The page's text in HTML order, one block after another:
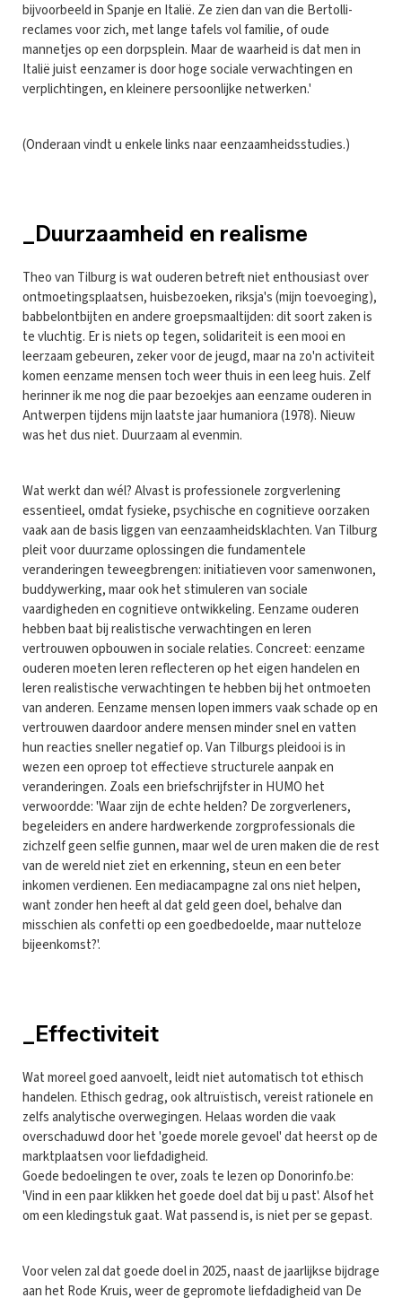
bijvoorbeeld in Spanje en Italië. Ze zien dan van die Bertolli-
reclames voor zich, met lange tafels vol familie, of oude
mannetjes op een dorpsplein. Maar de waarheid is dat men in
Italië juist eenzamer is door hoge sociale verwachtingen en
verplichtingen, en kleinere persoonlijke netwerken.'
(Onderaan vindt u enkele links naar eenzaamheidsstudies.)
_Duurzaamheid en realisme
Theo van Tilburg is wat ouderen betreft niet enthousiast over
ontmoetingsplaatsen, huisbezoeken, riksja's (mijn toevoeging),
babbelontbijten en andere groepsmaaltijden: dit soort zaken is
te vluchtig. Er is niets op tegen, solidariteit is een mooi en
leerzaam gebeuren, zeker voor de jeugd, maar na zo'n activiteit
komen eenzame mensen toch weer thuis in een leeg huis. Zelf
herinner ik me nog die paar bezoekjes aan eenzame ouderen in
Antwerpen tijdens mijn laatste jaar humaniora (1978). Nieuw
was het dus niet. Duurzaam al evenmin.
Wat werkt dan wél? Alvast is professionele zorgverlening
essentieel, omdat fysieke, psychische en cognitieve oorzaken
vaak aan de basis liggen van eenzaamheidsklachten. Van Tilburg
pleit voor duurzame oplossingen die fundamentele
veranderingen teweegbrengen: initiatieven voor samenwonen,
buddywerking, maar ook het stimuleren van sociale
vaardigheden en cognitieve ontwikkeling. Eenzame ouderen
hebben baat bij realistische verwachtingen en leren
vertrouwen opbouwen in sociale relaties. Concreet: eenzame
ouderen moeten leren reflecteren op het eigen handelen en
leren realistische verwachtingen te hebben bij het ontmoeten
van anderen. Eenzame mensen lopen immers vaak schade op en
vertrouwen daardoor andere mensen minder snel en vatten
hun reacties sneller negatief op. Van Tilburgs pleidooi is in
wezen een oproep tot effectieve structurele aanpak en
veranderingen. Zoals een briefschrijfster in HUMO het
verwoordde: 'Waar zijn de echte helden? De zorgverleners,
begeleiders en andere hardwerkende zorgprofessionals die
zichzelf geen selfie gunnen, maar wel de uren maken die de rest
van de wereld niet ziet en erkenning, steun en een beter
inkomen verdienen. Een mediacampagne zal ons niet helpen,
want zonder hen heeft al dat geld geen doel, behalve dan
misschien als confetti op een goedbedoelde, maar nutteloze
bijeenkomst?'.
_Effectiviteit
Wat moreel goed aanvoelt, leidt niet automatisch tot ethisch
handelen. Ethisch gedrag, ook altruïstisch, vereist rationele en
zelfs analytische overwegingen. Helaas worden die vaak
overschaduwd door het 'goede morele gevoel' dat heerst op de
marktplaatsen voor liefdadigheid.
Goede bedoelingen te over, zoals te lezen op Donorinfo.be:
'Vind in een paar klikken het goede doel dat bij u past'. Alsof het
om een kledingstuk gaat. Wat passend is, is niet per se gepast.
Voor velen zal dat goede doel in 2025, naast de jaarlijkse bijdrage
aan het Rode Kruis, weer de gepromote liefdadigheid van De